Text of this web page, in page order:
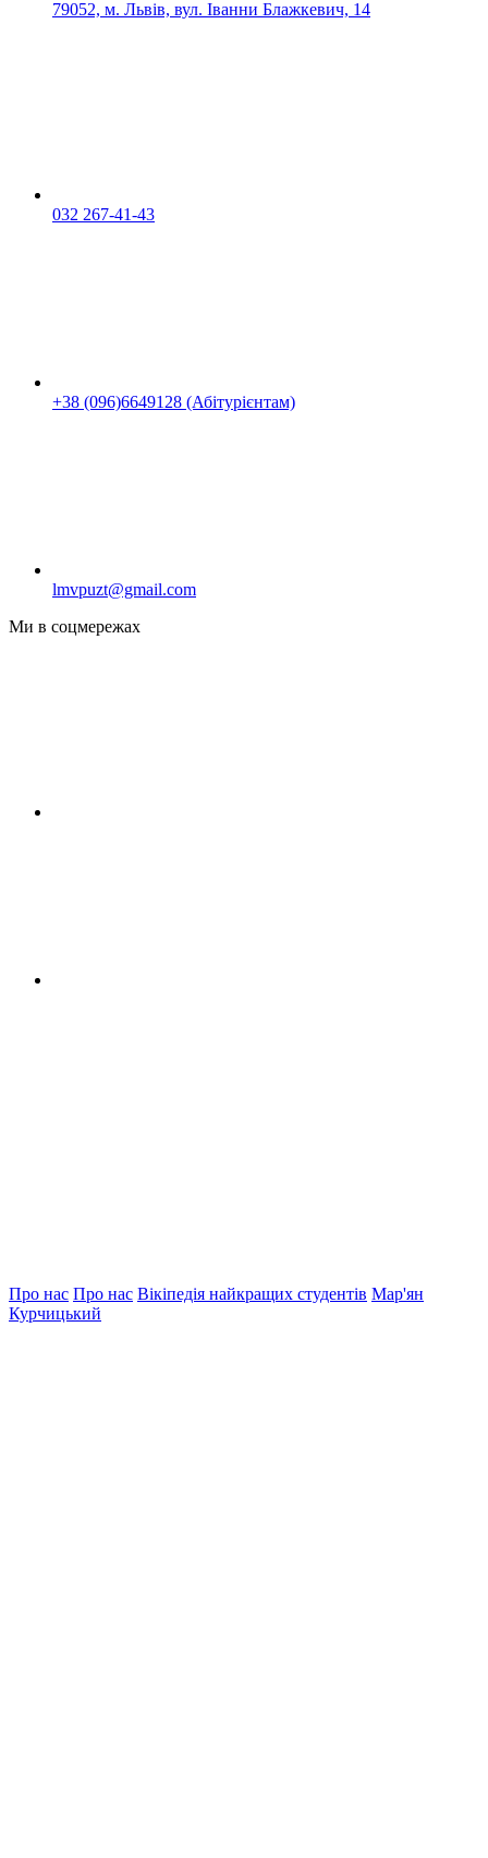
79052, м. Львів, вул. Іванни Блажкевич, 14
032 267-41-43
+38 (096)6649128 (Абітурієнтам)
lmvpuzt@gmail.com
Ми в соцмережах
Про нас Про нас Вікіпедія найкращих студентів Мар'ян
Курчицький